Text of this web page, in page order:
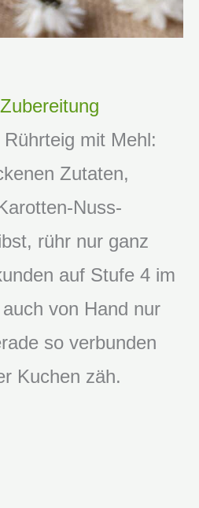
mit Mehl:
Zutaten,
Nuss-
rühr nur ganz
auf Stufe 4 im
von Hand nur
so verbunden
Kuchen zäh.